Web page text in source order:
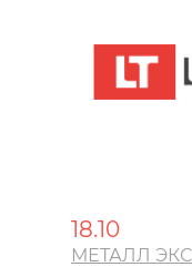
18.10
МЕТАЛЛ